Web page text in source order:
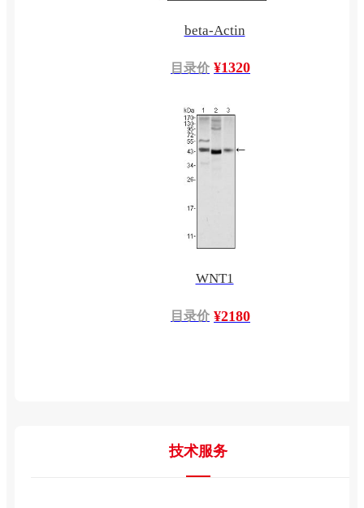
beta-Actin
目录价 ¥1320
WNT1
目录价 ¥2180
技术服务